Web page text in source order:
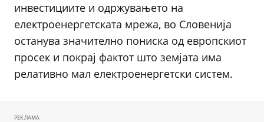
инвестициите и одржувањето на
електроенергетската мрежа, во Словенија
останува значително пониска од европскиот
просек и покрај фактот што земјата има
релативно мал електроенергетски систем.
РЕКЛАМА